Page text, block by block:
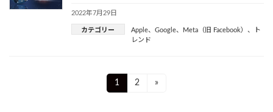
2022年7月29日
カテゴリー Apple、 Google、 Meta（旧 Facebook） 、
ト
レンド
Page
1 Page
2 »